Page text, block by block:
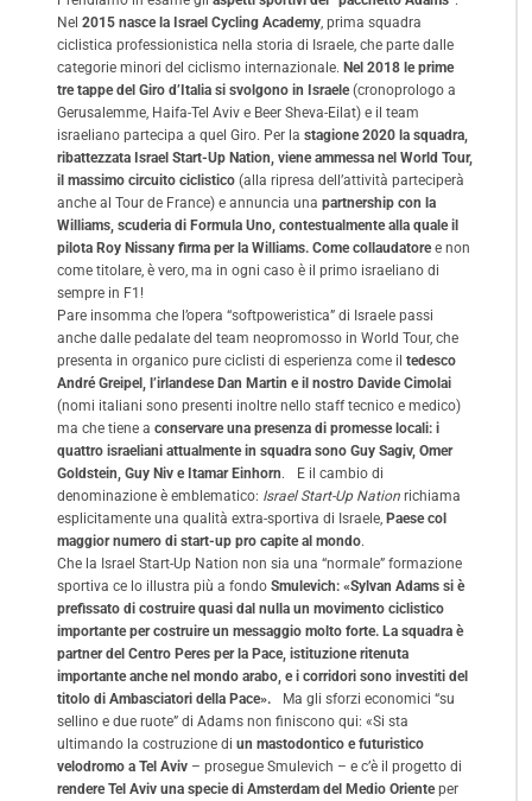
Nel 2015 nasce la Israel Cycling Academy , prima squadra
ciclistica professionistica nella storia di Israele, che parte dalle
categorie minori del ciclismo internazionale. Nel 2018 le prime
tre tappe del Giro d’Italia si svolgono in Israele(cronoprologo a
Gerusalemme, Haifa-Tel Aviv e Beer Sheva-Eilat) e il team
israeliano partecipa a quel Giro. Per la stagione 2020 la squadra,
ribattezzata Israel Start-Up Nation, viene ammessa nel World Tour,
il massimo circuito ciclistico (alla ripresa dell’attività parteciperà
anche al Tour de France) e annuncia una partnership con la
Williams, scuderia di Formula Uno, contestualmente alla quale il
pilota Roy Nissany firma per la Williams. Come collaudatoree non
come titolare, è vero, ma in ogni caso è il primo israeliano di
sempre in F1!
Pare insomma che l’opera “softpoweristica” di Israele passi
anche dalle pedalate del team neopromosso in World Tour, che
presenta in organico pure ciclisti di esperienza come il tedesco
André Greipel, l’irlandese Dan Martin e il nostro Davide Cimolai
(nomi italiani sono presenti inoltre nello staff tecnico e medico)
ma che tiene a conservare una presenza di promesse locali: i
quattro israeliani attualmente in squadra sono Guy Sagiv, Omer
Goldstein, Guy Niv e Itamar Einhorn. E il cambio di
denominazione è emblematico: Israel Start-Up Nation richiama
esplicitamente una qualità extra-sportiva di Israele, Paese col
maggior numero di start-up pro capite al mondo.
Che la Israel Start-Up Nation non sia una “normale” formazione
sportiva ce lo illustra più a fondo Smulevich: «Sylvan Adams si è
prefissato di costruire quasi dal nulla un movimento ciclistico
importante per costruire un messaggio molto forte. La squadra è
partner del Centro Peres per la Pace, istituzione ritenuta
importante anche nel mondo arabo, e i corridori sono investiti del
titolo di Ambasciatori della Pace». Ma gli sforzi economici “su
sellino e due ruote” di Adams non finiscono qui: «Si sta
ultimando la costruzione di un mastodontico e futuristico
velodromo a Tel Aviv – prosegue Smulevich – e c’è il progetto di
rendere Tel Aviv una specie di Amsterdam del Medio Orienteper